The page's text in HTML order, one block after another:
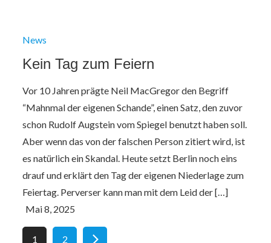
News
Kein Tag zum Feiern
Vor 10 Jahren prägte Neil MacGregor den Begriff
“Mahnmal der eigenen Schande”, einen Satz, den zuvor
schon Rudolf Augstein vom Spiegel benutzt haben soll.
Aber wenn das von der falschen Person zitiert wird, ist
es natürlich ein Skandal. Heute setzt Berlin noch eins
drauf und erklärt den Tag der eigenen Niederlage zum
Feiertag. Perverser kann man mit dem Leid der […]
1 2